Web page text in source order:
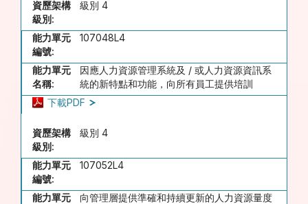
資歷架構
級別:
級別 4
能力單元
編號:
107048L4
能力單元
名稱:
因應人力資源管理系統及 / 或人力資源資訊系
統的新特點和功能，向所有員工提供培訓
下載PDF
資歷架構
級別:
級別 4
能力單元
編號:
107052L4
能力單元
向管理層提供準確和持續更新的人力資源量度